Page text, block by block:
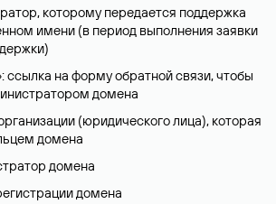
которому передается поддержка
имени (в период выполнения заявки
на форму обратной связи, чтобы
домена
(юридического лица), которая
домена
домена
домена